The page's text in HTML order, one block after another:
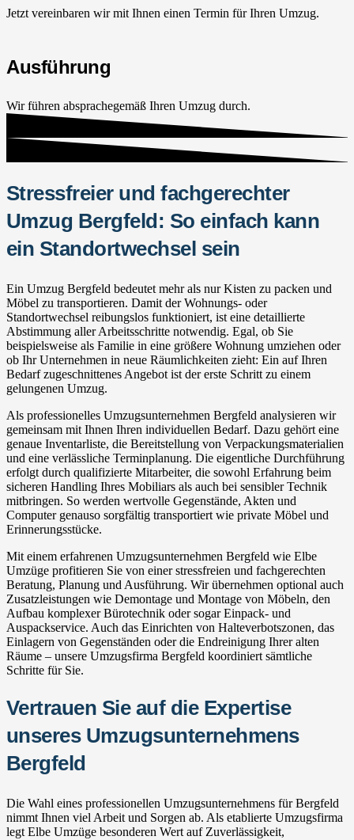
Jetzt vereinbaren wir mit Ihnen einen Termin für Ihren Umzug.
Ausführung
Wir führen absprachegemäß Ihren Umzug durch.
Stressfreier und fachgerechter
Umzug Bergfeld: So einfach kann
ein Standortwechsel sein
Ein Umzug Bergfeld bedeutet mehr als nur Kisten zu packen und
Möbel zu transportieren. Damit der Wohnungs- oder
Standortwechsel reibungslos funktioniert, ist eine detaillierte
Abstimmung aller Arbeitsschritte notwendig. Egal, ob Sie
beispielsweise als Familie in eine größere Wohnung umziehen oder
ob Ihr Unternehmen in neue Räumlichkeiten zieht: Ein auf Ihren
Bedarf zugeschnittenes Angebot ist der erste Schritt zu einem
gelungenen Umzug.
Als professionelles Umzugsunternehmen Bergfeld analysieren wir
gemeinsam mit Ihnen Ihren individuellen Bedarf. Dazu gehört eine
genaue Inventarliste, die Bereitstellung von Verpackungsmaterialien
und eine verlässliche Terminplanung. Die eigentliche Durchführung
erfolgt durch qualifizierte Mitarbeiter, die sowohl Erfahrung beim
sicheren Handling Ihres Mobiliars als auch bei sensibler Technik
mitbringen. So werden wertvolle Gegenstände, Akten und
Computer genauso sorgfältig transportiert wie private Möbel und
Erinnerungsstücke.
Mit einem erfahrenen Umzugsunternehmen Bergfeld wie Elbe
Umzüge profitieren Sie von einer stressfreien und fachgerechten
Beratung, Planung und Ausführung. Wir übernehmen optional auch
Zusatzleistungen wie Demontage und Montage von Möbeln, den
Aufbau komplexer Bürotechnik oder sogar Einpack- und
Auspackservice. Auch das Einrichten von Halteverbotszonen, das
Einlagern von Gegenständen oder die Endreinigung Ihrer alten
Räume – unsere Umzugsfirma Bergfeld koordiniert sämtliche
Schritte für Sie.
Vertrauen Sie auf die Expertise
unseres Umzugsunternehmens
Bergfeld
Die Wahl eines professionellen Umzugsunternehmens für Bergfeld
nimmt Ihnen viel Arbeit und Sorgen ab. Als etablierte Umzugsfirma
legt Elbe Umzüge besonderen Wert auf Zuverlässigkeit,